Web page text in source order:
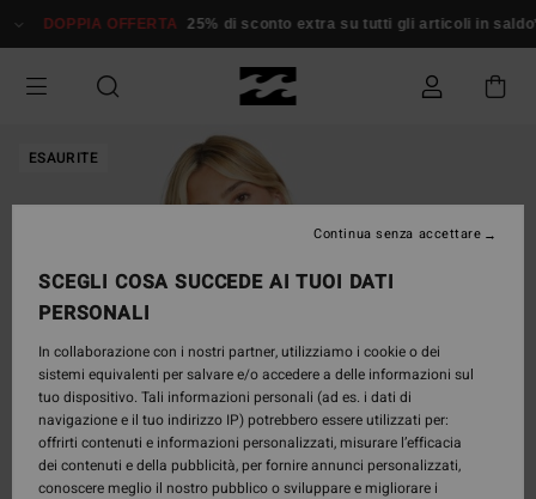
alle
prodotto
DOPPIA OFFERTA 25% di sconto extra su tutti gli articoli in saldo*
ESAURITE
SCEGLI COSA SUCCEDE AI TUOI DATI
PERSONALI
In collaborazione con i nostri partner, utilizziamo i cookie o dei
sistemi equivalenti per salvare e/o accedere a delle informazioni sul
tuo dispositivo. Tali informazioni personali (ad es. i dati di
navigazione e il tuo indirizzo IP) potrebbero essere utilizzati per:
offrirti contenuti e informazioni personalizzati, misurare l’efficacia
dei contenuti e della pubblicità, per fornire annunci personalizzati,
conoscere meglio il nostro pubblico o sviluppare e migliorare i
Continua senza accettare